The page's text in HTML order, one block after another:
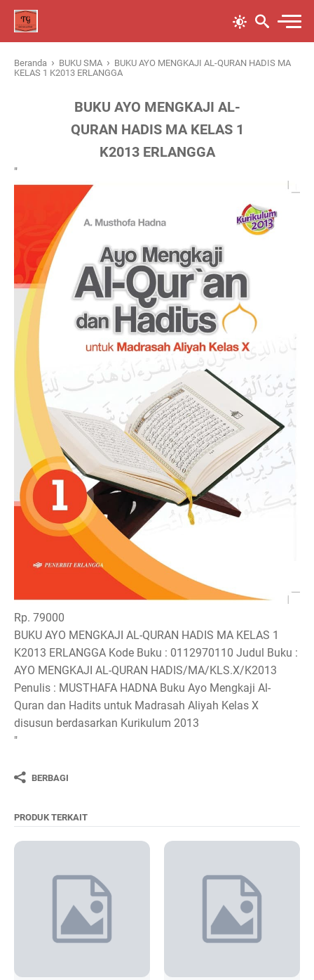
Beranda › BUKU SMA › BUKU AYO MENGKAJI AL-QURAN HADIS MA
KELAS 1 K2013 ERLANGGA
BUKU AYO MENGKAJI AL-
QURAN HADIS MA KELAS 1
K2013 ERLANGGA
"
Rp. 79000
BUKU AYO MENGKAJI AL-QURAN HADIS MA KELAS 1
K2013 ERLANGGA Kode Buku : 0112970110 Judul Buku :
AYO MENGKAJI AL-QURAN HADIS/MA/KLS.X/K2013
Penulis : MUSTHAFA HADNA Buku Ayo Mengkaji Al-
Quran dan Hadits untuk Madrasah Aliyah Kelas X
disusun berdasarkan Kurikulum 2013
"
BERBAGI
PRODUK TERKAIT